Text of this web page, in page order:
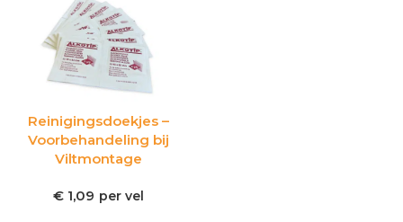
Reinigingsdoekjes –
Voorbehandeling bij
Viltmontage
€ 1,09 per vel